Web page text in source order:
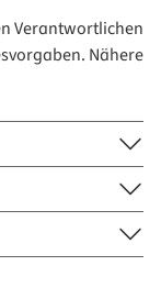
Verantwortlichen
Nähere